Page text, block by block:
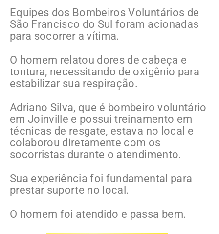
Equipes dos Bombeiros Voluntários de
São Francisco do Sul foram acionadas
para socorrer a vítima.
O homem relatou dores de cabeça e
tontura, necessitando de oxigênio para
estabilizar sua respiração.
Adriano Silva, que é bombeiro voluntário
em Joinville e possui treinamento em
técnicas de resgate, estava no local e
colaborou diretamente com os
socorristas durante o atendimento.
Sua experiência foi fundamental para
prestar suporte no local.
O homem foi atendido e passa bem.